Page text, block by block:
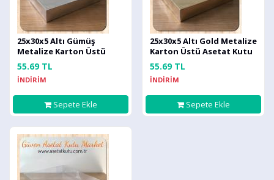
25x30x5 Altı Gümüş
Metalize Karton Üstü
Asetat Kutu
55.69 TL
İNDİRİM
Sepete Ekle
25x30x5 Altı Gold Metalize
Karton Üstü Asetat Kutu
55.69 TL
İNDİRİM
Sepete Ekle